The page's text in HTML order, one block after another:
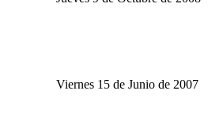
Viernes 15 de Junio de 2007